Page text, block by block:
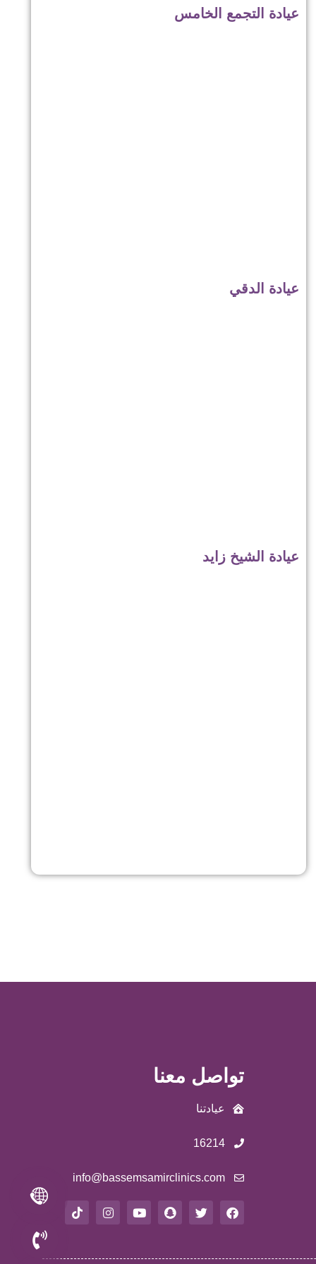
عيادة التجمع الخامس
عيادة الدقي
عيادة الشيخ زايد
تواصل معنا
عيادتنا
16214
info@bassemsamirclinics.com